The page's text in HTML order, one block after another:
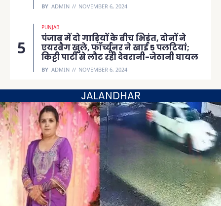
BY ADMIN NOVEMBER 6, 2024
PUNJAB
पंजाब में दो गाड़ियों के बीच भिड़ंत, दोनों ने
एयरबैग खुले, फॉर्च्यूनर ने खाई 5 पलटियां;
किट्टी पार्टी से लौट रही देवरानी-जेठानी घायल
BY ADMIN NOVEMBER 6, 2024
JALANDHAR